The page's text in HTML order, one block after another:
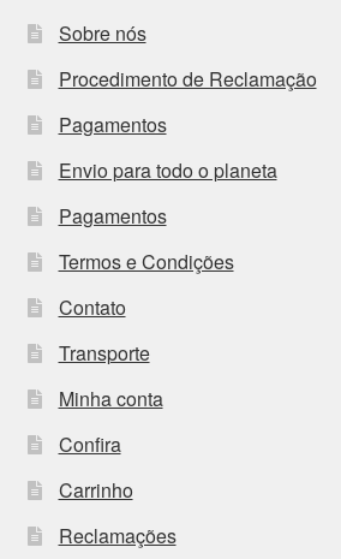
Sobre nós
Procedimento de Reclamação
Pagamentos
Envio para todo o planeta
Pagamentos
Termos e Condições
Contato
Transporte
Minha conta
Confira
Carrinho
Reclamações